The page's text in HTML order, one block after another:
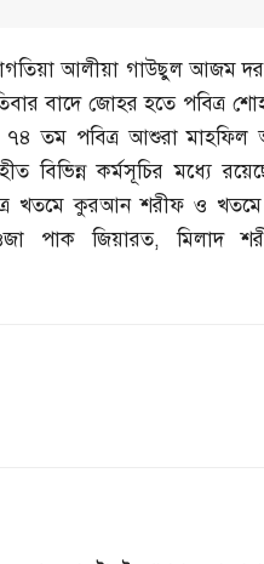
কাগতিয়া আলীয়া গাউছুল আজম
বাদে জোহর হতে পবিত্র
৭৪ তম পবিত্র আশুরা মাহফিল
বিভিন্ন কর্মসূচির মধ্যে
খতমে কুরআন শরীফ ও খতমে
পাক জিয়ারত,মিলাদ